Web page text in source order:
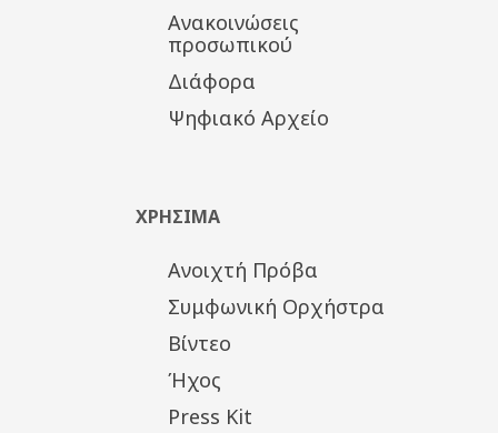
Ανακοινώσεις
προσωπικού
Διάφορα
Ψηφιακό Αρχείο
ΧΡΗΣΙΜΑ
Ανοιχτή Πρόβα
Συμφωνική Ορχήστρα
Βίντεο
Ήχος
Press Kit